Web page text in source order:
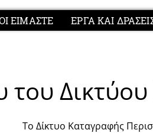
ΕΙΜΑΣΤΕ ΕΡΓΑ ΚΑΙ
Το Δίκτυο Καταγραφής